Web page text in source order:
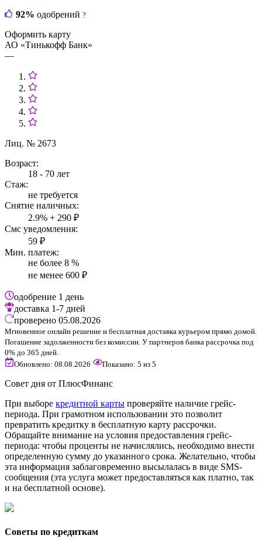
92% одобрений ?
Оформить карту
АО «Тинькофф Банк»
—
Лиц. № 2673
Возраст:
18 - 70 лет
Стаж:
не требуется
Снятие наличных:
2.9% + 290 ₽
Смс уведомления:
59 ₽
Мин. платеж:
не более 8 %
не менее 600 ₽
одобрение 1 день
доставка 1-7 дней
проверено 05.08.2026
Мгновенное онлайн решение и бесплатная доставка курьером прямо домой.
Погашение задолженности без комиссии. У партнеров банка рассрочка под
0% до 365 дней.
Обновлено: 08.08.2026
Показано: 5 из 5
Совет дня от ПлюсФинанс
При выборе кредитной карты проверяйте наличие грейс-
периода. При грамотном использовании это позволит
превратить кредитку в бесплатную карту рассрочки.
Обращайте внимание на условия предоставления грейс-
периода: чтобы проценты не начислялись, необходимо внести
определенную сумму до указанного срока. Желательно, чтобы
эта информация заблаговременно высылалась в виде SMS-
сообщения (эта услуга может предоставляться как платно, так
и на бесплатной основе).
Советы по кредиткам